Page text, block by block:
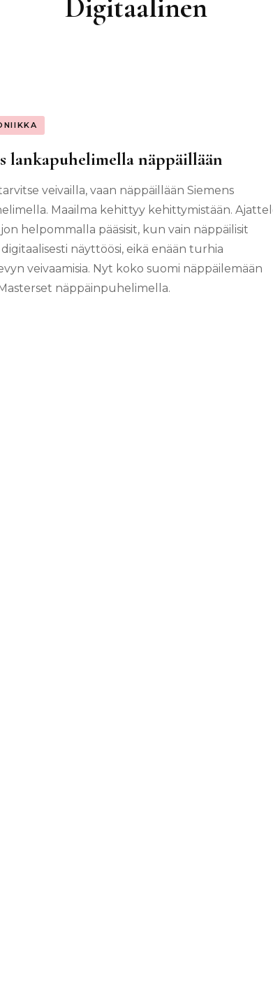
lankapuhelimella näppäillään
veivailla, vaan näppäillään Siemens
Maailma kehittyy kehittymistään.
helpommalla pääsisit, kun vain näppäilisit
näyttöösi, eikä enään turhia
veivaamisia. Nyt koko suomi näppäilemään
näppäinpuhelimella.